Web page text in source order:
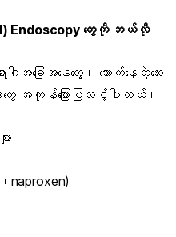
Endoscopy တွေကို ဘယ်လို
ခြေအနေတွေ၊ သောက်နေတဲ့ဆေး
အကုန်ပြောပြသင့်ပါတယ်။
း
naproxen)